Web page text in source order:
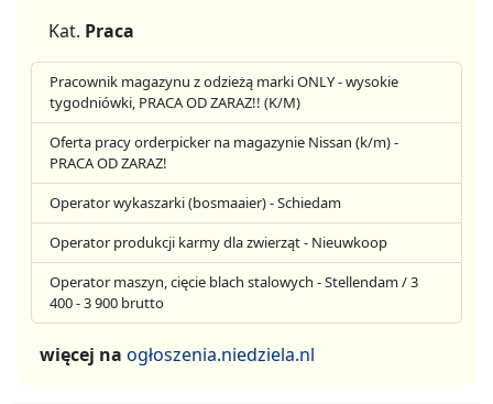
Kat. Praca
Pracownik magazynu z odzieżą marki ONLY - wysokie
tygodniówki, PRACA OD ZARAZ!! (K/M)
Oferta pracy orderpicker na magazynie Nissan (k/m) -
PRACA OD ZARAZ!
Operator wykaszarki (bosmaaier) - Schiedam
Operator produkcji karmy dla zwierząt - Nieuwkoop
Operator maszyn, cięcie blach stalowych - Stellendam / 3
400 - 3 900 brutto
więcej na ogłoszenia.niedziela.nl